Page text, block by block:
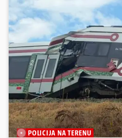
POLICIJA NA TERENU